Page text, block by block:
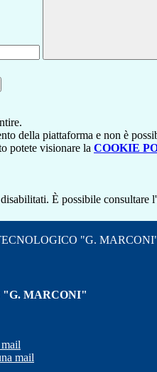
della piattaforma e non è
potete visionare la COOKIE
È possibile
"G.
"G. MARCONI"
mail